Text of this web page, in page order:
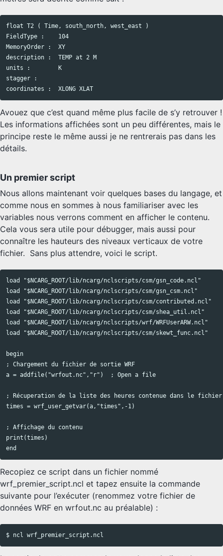
Copy code
float T2 ( Time, south_north, west_east )
FieldType :    104
MemoryOrder :  XY
description :  TEMP at 2 M
units :        K
stagger :
Avouez que c’est quand même plus facile de s’y retrouver !
Les informations affichées sont un peu différentes, mais le
principe reste le même aussi je ne rentrerais pas dans les
détails.
Un premier script
Nous allons maintenant voir quelques bases du langage, et
comme nous en sommes à nous familiariser avec les
variables nous verrons comment en afficher le contenu.
Cela vous sera utile pour débugger, mais aussi pour
connaître les hauteurs des niveaux verticaux de votre
fichier. Sans plus attendre, voici le script.
Copy code
load "$NCARG_ROOT/lib/ncarg/nclscripts/csm/gsn_code.ncl"
load "$NCARG_ROOT/lib/ncarg/nclscripts/csm/gsn_csm.ncl"
load "$NCARG_ROOT/lib/ncarg/nclscripts/csm/contributed.ncl"
load "$NCARG_ROOT/lib/ncarg/nclscripts/csm/shea_util.ncl"
load "$NCARG_ROOT/lib/ncarg/nclscripts/wrf/WRFUserARW.ncl"
load "$NCARG_ROOT/lib/ncarg/nclscripts/csm/skewt_func.ncl"
begin
; Chargement du fichier de sortie WRF
a = addfile("wrfout.nc","r")  ; Open a file
; Récuperation de la liste des heures contenue dans le fichier
times = wrf_user_getvar(a,"times",-1)
; Affichage du contenu
print(times)
Recopiez ce script dans un fichier nommé
wrf_premier_script.ncl et tapez ensuite la commande
suivante pour l’exécuter (renommez votre fichier de
données WRF en wrfout.nc au préalable) :
Copy code